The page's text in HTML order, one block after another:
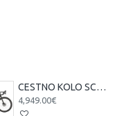
CESTNO KOLO SCOTT ADDICT 10 čr 25
4,949.00€